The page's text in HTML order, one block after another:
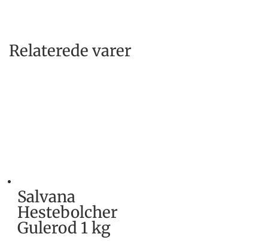
Relaterede varer
Salvana
Hestebolcher
Gulerod 1 kg